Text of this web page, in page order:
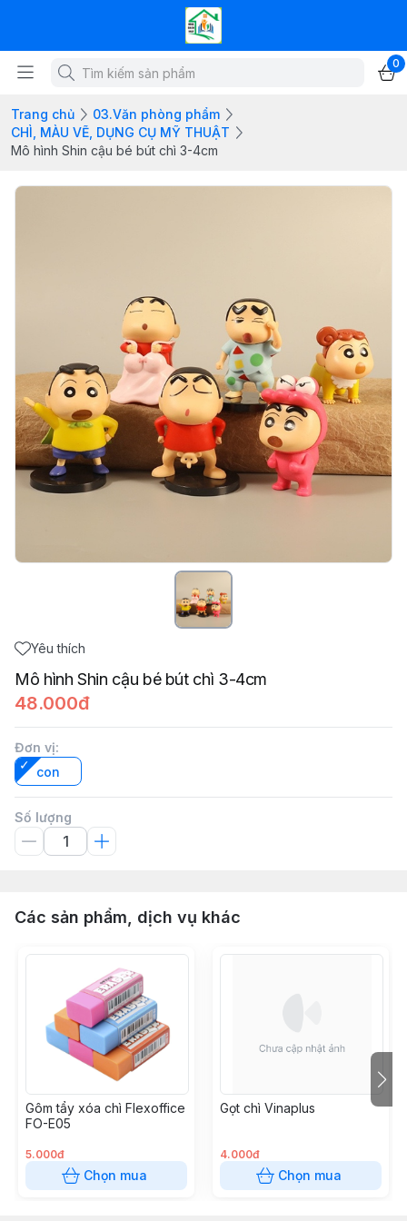
0
Trang chủ
03.Văn phòng phẩm
CHÌ, MÀU VẼ, DỤNG CỤ MỸ THUẬT
Mô hình Shin cậu bé bút chì 3-4cm
Yêu thích
Mô hình Shin cậu bé bút chì 3-4cm
48.000đ
Đơn vị:
con
Số lượng
Các sản phẩm, dịch vụ khác
Gôm tẩy xóa chì Flexoffice
FO-E05
5.000đ
Chọn mua
Gọt chì Vinaplus
4.000đ
Chọn mua